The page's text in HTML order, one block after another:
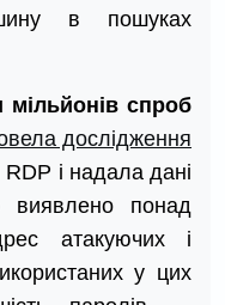
в пошуках
мільйонів спроб
дослідження
і надала дані
виявлено понад
атакуючих і
у цих